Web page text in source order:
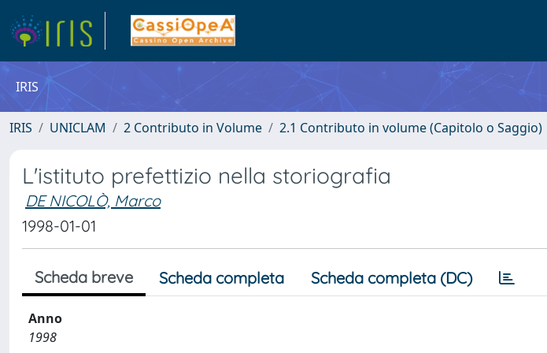
IRIS
IRIS UNICLAM 2 Contributo in Volume 2.1 Contributo in volume (Capitolo o Saggio)
L'istituto prefettizio nella storiografia
DE NICOLÒ, Marco
1998-01-01
Scheda breve Scheda completa Scheda completa (DC)
Anno
1998